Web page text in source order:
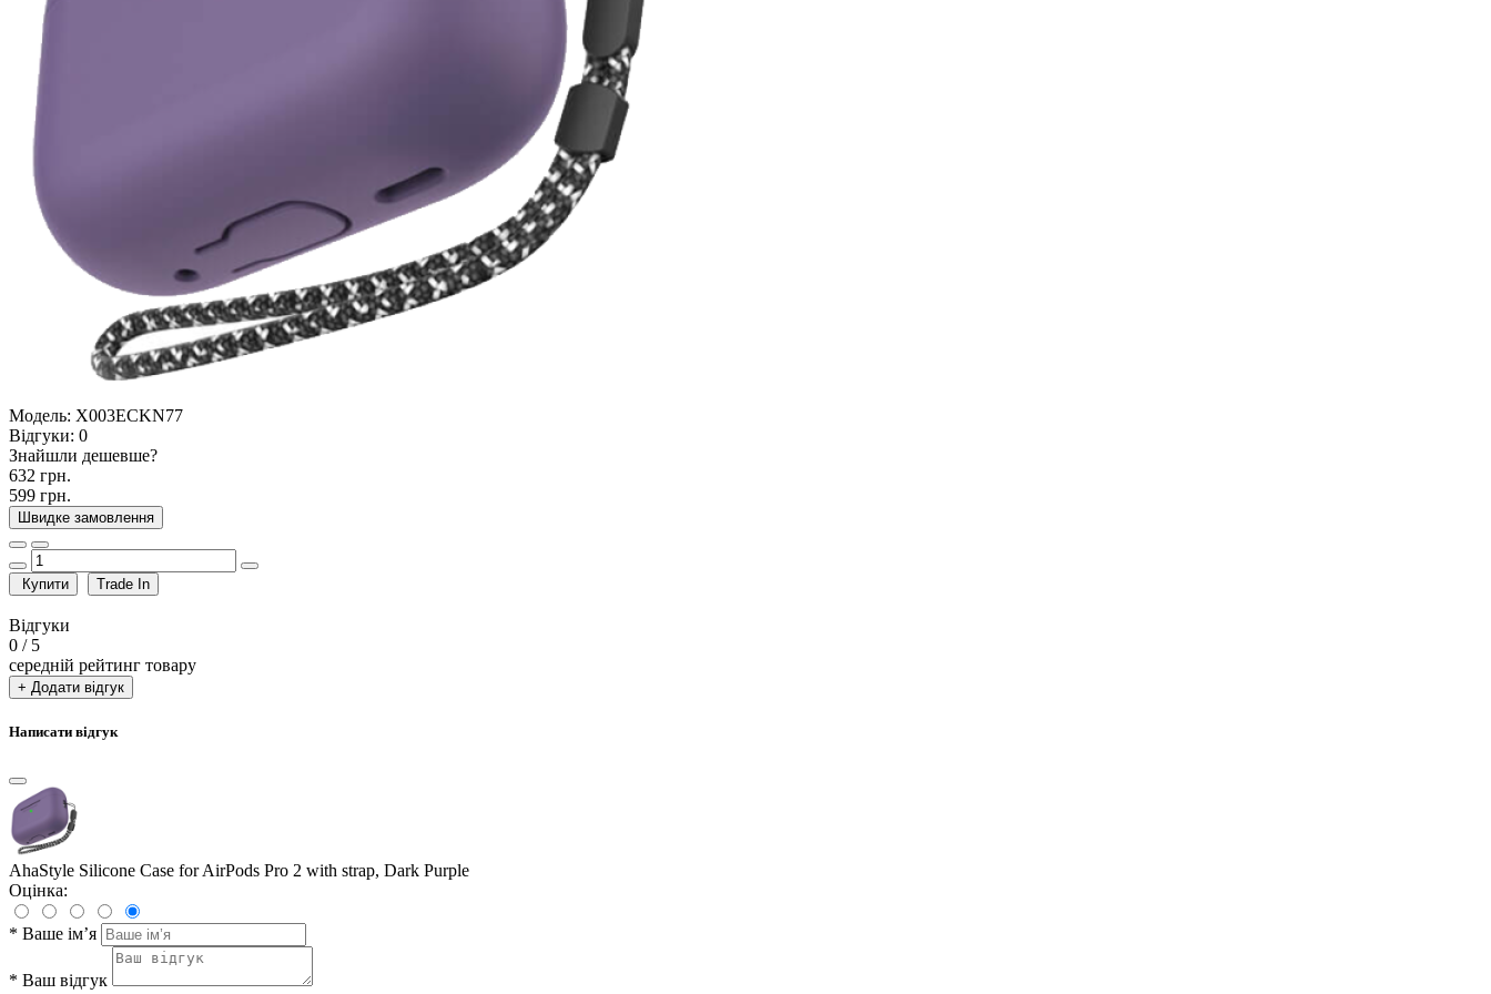
Модель: X003ECKN77
Відгуки: 0
Знайшли дешевше?
632 грн.
599 грн.
Швидке замовлення
Купити Trade In
Відгуки
0 / 5
середній рейтинг товару
+ Додати відгук
Написати відгук
AhaStyle Silicone Case for AirPods Pro 2 with strap, Dark Purple
Оцінка:
* Ваше ім’я
* Ваш відгук